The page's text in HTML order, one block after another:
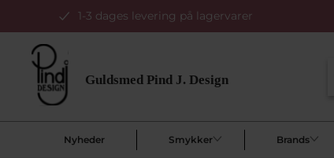
1-3 dages levering på lagervarer
Nyheder Smykker Brands